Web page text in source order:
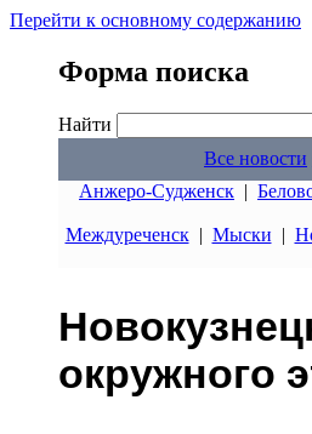
Перейти к основному содержанию
Форма поиска
Найти
Все новости
Анжеро-Судженск |
Междуреченск| Мыски |
окружного